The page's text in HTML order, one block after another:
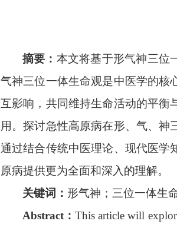
摘要： 本文将基于形气神三位
气神三位一体生命观是中医学的核
互影响，共同维持生命活动的平衡
用。探讨急性高原病在形、气、神
通过结合传统中医理论、现代医学
原病提供更为全面和深入的理解。
关键词： 形气神；三位一体生
Abstract：This article will